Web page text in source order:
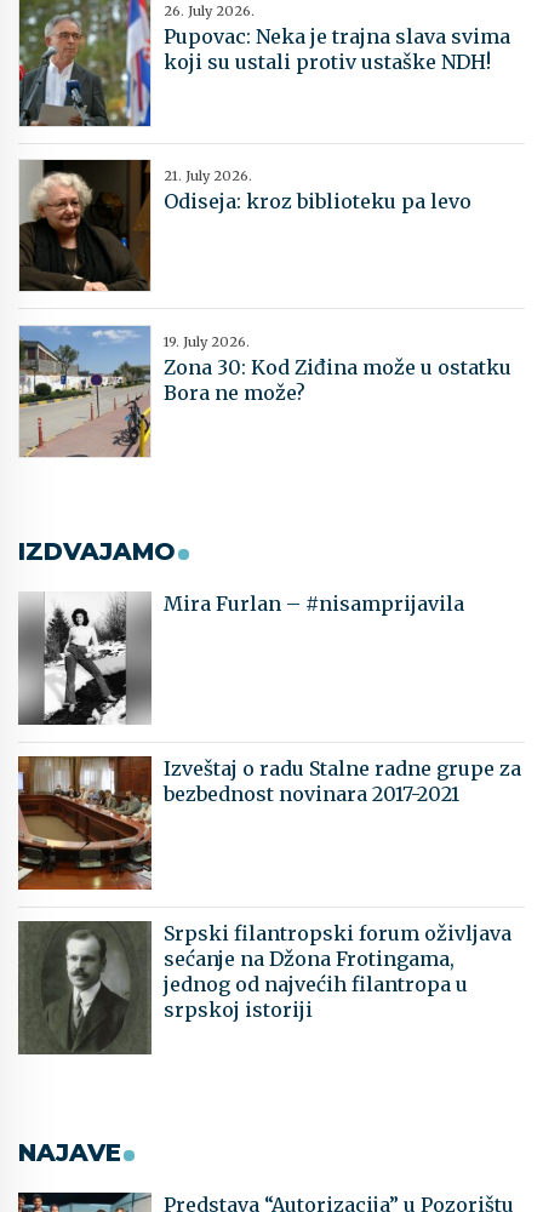
26. July 2026.
Pupovac: Neka je trajna slava svima
koji su ustali protiv ustaške NDH!
21. July 2026.
Odiseja: kroz biblioteku pa levo
19. July 2026.
Zona 30: Kod Ziđina može u ostatku
Bora ne može?
IZDVAJAMO
Mira Furlan – #nisamprijavila
Izveštaj o radu Stalne radne grupe za
bezbednost novinara 2017-2021
Srpski filantropski forum oživljava
sećanje na Džona Frotingama,
jednog od najvećih filantropa u
srpskoj istoriji
NAJAVE
Predstava “Autorizacija” u Pozorištu